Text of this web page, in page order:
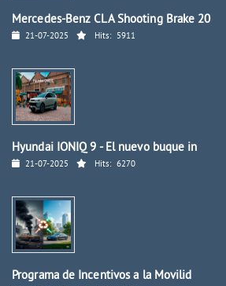
Mercedes-Benz CLA Shooting Brake 20
21-07-2025 Hits: 5911
Hyundai IONIQ 9 - El nuevo buque in
21-07-2025 Hits: 6270
Programa de Incentivos a la Movilid